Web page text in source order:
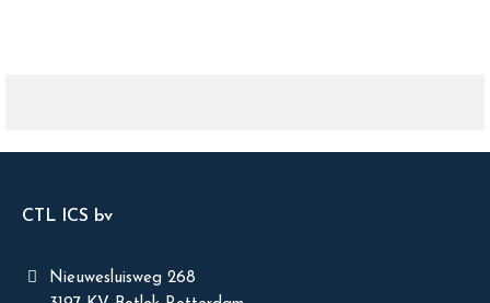
CTL ICS bv
Nieuwesluisweg 268